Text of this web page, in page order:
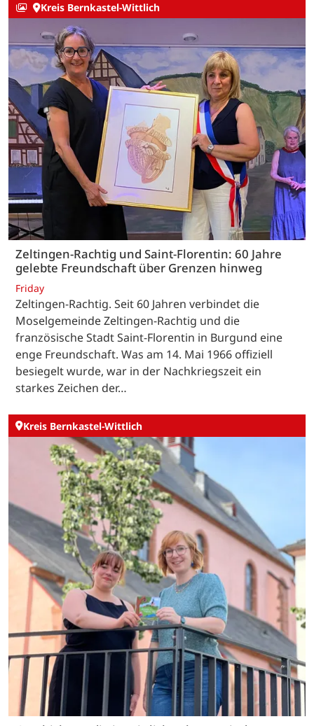
Kreis Bernkastel-Wittlich
Zeltingen-Rachtig und Saint-Florentin: 60 Jahre
gelebte Freundschaft über Grenzen hinweg
Friday
Zeltingen-Rachtig. Seit 60 Jahren verbindet die
Moselgemeinde Zeltingen-Rachtig und die
französische Stadt Saint-Florentin in Burgund eine
enge Freundschaft. Was am 14. Mai 1966 offiziell
besiegelt wurde, war in der Nachkriegszeit ein
starkes Zeichen der…
Kreis Bernkastel-Wittlich